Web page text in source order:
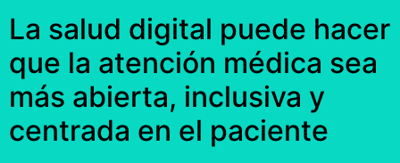
La salud digital puede hacer
que la atención médica sea
más abierta, inclusiva y
centrada en el paciente